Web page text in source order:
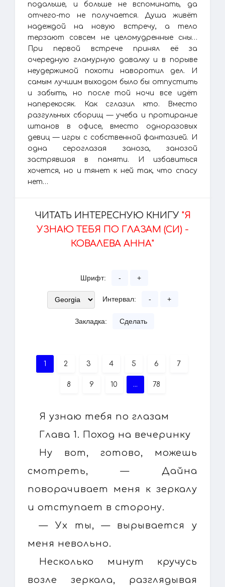
подальше, и больше не вспоминать, да
отчего-то не получается. Душа живёт
надеждой на новую встречу, а тело
терзают совсем не целомудренные сны…
При первой встрече принял её за
очередную гламурную давалку и в порыве
неудержимой похоти наворотил дел. И
самым лучшим выходом было бы отпустить
и забыть, но после той ночи все идёт
наперекосяк. Как сглазил кто. Вместо
разгульных сборищ — учеба и протирание
штанов в офисе, вместо одноразовых
девиц — игры с собственной фантазией. И
одна сероглазая заноза, занозой
застрявшая в памяти. И избавиться
хочется, но и тянет к ней так, что спасу
нет…
ЧИТАТЬ ИНТЕРЕСНУЮ КНИГУ "Я
УЗНАЮ ТЕБЯ ПО ГЛАЗАМ (СИ) -
КОВАЛЕВА АННА"
Шрифт: - +
Интервал: - +
Закладка: Сделать
1 2 3 4 5 6 7
8 9 10 ... 78
Я узнаю тебя по глазам
Глава 1. Поход на вечеринку
Ну вот, готово, можешь
смотреть, — Дайна
поворачивает меня к зеркалу
и отступает в сторону.
— Ух ты, — вырывается у
меня невольно.
Несколько минут кручусь
возле зеркала, разглядывая